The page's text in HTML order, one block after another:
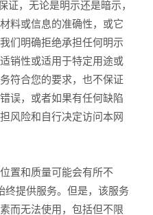
证，无论是明示还是暗示，
料或信息的准确性，或它
们明确拒绝承担任何明示
销性或适用于特定用途或
符合您的要求，也不保证
误，或者如果有任何缺陷
风险和自行决定访问本网
置和质量可能会有所不
终提供服务。但是，该服务
而无法使用，包括但不限